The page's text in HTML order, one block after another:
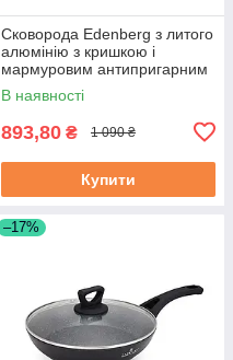
Сковорода Edenberg з литого
алюмінію з кришкою і
мармуровим антипригарним
покриттям 28 см (EB-3420)
В наявності
893,80 ₴ 1 090 ₴
Купити
–17%